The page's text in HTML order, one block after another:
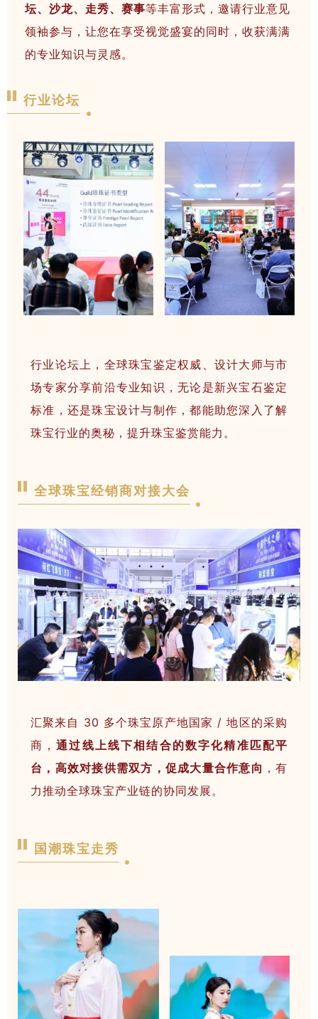
坛、沙龙、走秀、赛事等丰富形式，邀请行业意见
领袖参与，让您在享受视觉盛宴的同时，收获满满
的专业知识与灵感。
行业论坛
行业论坛上，全球珠宝鉴定权威、设计大师与市
场专家分享前沿专业知识，无论是新兴宝石鉴定
标准，还是珠宝设计与制作，都能助您深入了解
珠宝行业的奥秘，提升珠宝鉴赏能力。
全球珠宝经销商对接大会
汇聚来自 30 多个珠宝原产地国家 / 地区的采购
商，通过线上线下相结合的数字化精准匹配平
台 ， 高效对接供需双方， 促成大量合作意向 ，有
力推动全球珠宝产业链的协同发展。
国潮珠宝走秀